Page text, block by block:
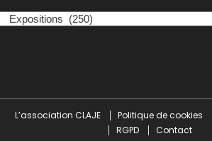
L’association CLAJE Politique de cookies
RGPD
Contact